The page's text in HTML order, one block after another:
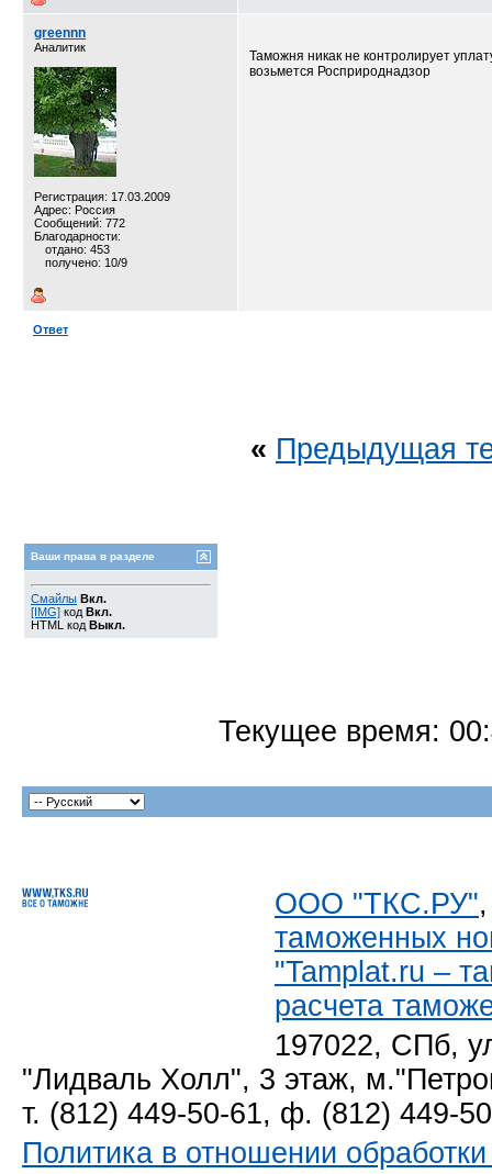
greennn
Аналитик
Регистрация: 17.03.2009
Адрес: Россия
Сообщений: 772
Благодарности:
отдано: 453
получено: 10/9
Таможня никак не контролирует
возьмется Росприроднадзор
Ответ
« Предыдущая
Ваши права в разделе
Смайлы Вкл.
[IMG] код Вкл.
HTML код Выкл.
Текущее время:
ООО "ТКС.РУ"
таможенных
"Tamplat.ru –
расчета
197022, СПб,
"Лидваль Холл", 3 этаж,
т. (812) 449-50-61, ф. (812) 449-
Политика в отношении